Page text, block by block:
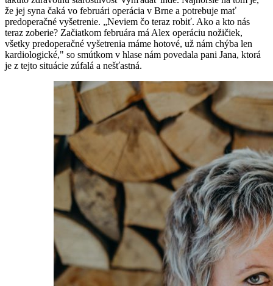
že jej syna čaká vo februári operácia v Brne a potrebuje mať
predoperačné vyšetrenie. „Neviem čo teraz robiť. Ako a kto nás
teraz zoberie? Začiatkom februára má Alex operáciu nožičiek,
všetky predoperačné vyšetrenia máme hotové, už nám chýba len
kardiologické," so smútkom v hlase nám povedala pani Jana, ktorá
je z tejto situácie zúfalá a nešťastná.